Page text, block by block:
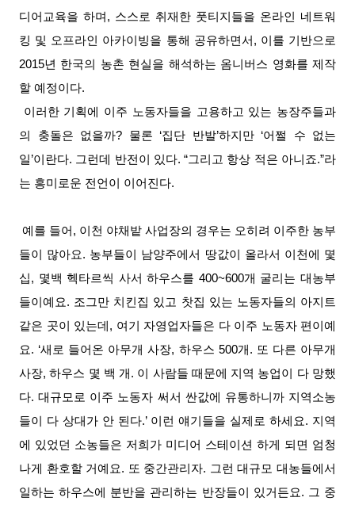
디어교육을 하며, 스스로 취재한 풋티지들을 온라인 네트워
킹 및 오프라인 아카이빙을 통해 공유하면서, 이를 기반으로
2015년 한국의 농촌 현실을 해석하는 옴니버스 영화를 제작
할 예정이다.
이러한 기획에 이주 노동자들을 고용하고 있는 농장주들과
의 충돌은 없을까? 물론 ‘집단 반발’하지만 ‘어쩔 수 없는
일’이란다. 그런데 반전이 있다. “그리고 항상 적은 아니죠.”라
는 흥미로운 전언이 이어진다.
예를 들어, 이천 야채밭 사업장의 경우는 오히려 이주한 농부
들이 많아요. 농부들이 남양주에서 땅값이 올라서 이천에 몇
십, 몇백 헥타르씩 사서 하우스를 400~600개 굴리는 대농부
들이예요. 조그만 치킨집 있고 찻집 있는 노동자들의 아지트
같은 곳이 있는데, 여기 자영업자들은 다 이주 노동자 편이예
요. ‘새로 들어온 아무개 사장, 하우스 500개. 또 다른 아무개
사장, 하우스 몇 백 개. 이 사람들 때문에 지역 농업이 다 망했
다. 대규모로 이주 노동자 써서 싼값에 유통하니까 지역소농
들이 다 상대가 안 된다.’ 이런 얘기들을 실제로 하세요. 지역
에 있었던 소농들은 저희가 미디어 스테이션 하게 되면 엄청
나게 환호할 거예요. 또 중간관리자. 그런 대규모 대농들에서
일하는 하우스에 분반을 관리하는 반장들이 있거든요. 그 중